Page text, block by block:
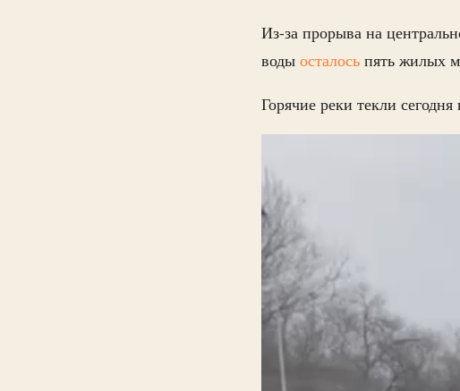
Из-за прорыва на
воды осталось пять жилых
Горячие реки текли